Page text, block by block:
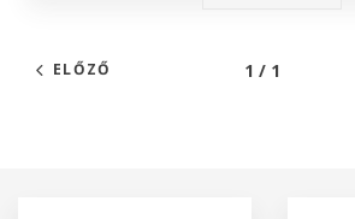
ELŐZŐ 1 / 1